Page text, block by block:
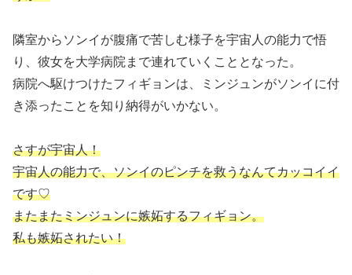
隣室からソンイが腹痛で苦しむ様子を宇宙人の能力で悟
り、彼女を大学病院まで連れていくこととなった。
病院へ駆けつけたフィギョンは、ミンジュンがソンイに付
き添ったことを知り納得がいかない。
さすが宇宙人！
宇宙人の能力で、ソンイのピンチを救うなんてカッコイイ
です♡
またまたミンジュンに嫉妬するフィギョン。
私も嫉妬されたい！